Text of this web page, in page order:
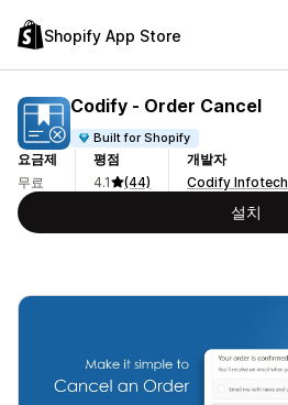
Shopify App Store
Codify ‑ Order Cancel
Built for Shopify
요금제
무료
평점
4.1
(44)
개발자
Codify Infotech
설치